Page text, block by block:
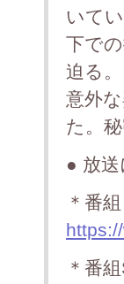
いて
下で
迫る
意外
た。
● 放
＊番
＊番